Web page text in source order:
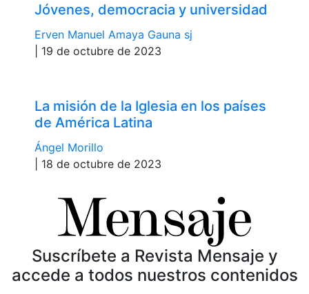
Jóvenes, democracia y universidad
Erven Manuel Amaya Gauna sj
| 19 de octubre de 2023
La misión de la Iglesia en los países
de América Latina
Ángel Morillo
| 18 de octubre de 2023
Suscríbete a Revista Mensaje y
accede a todos nuestros contenidos